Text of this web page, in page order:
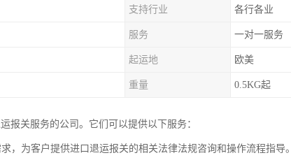
支持行业 各行各业
服务 一对一服务
起运地 欧美
重量 0.5KG起
报关服务的公司。它们可以提供以下服务：
，为客户提供进口退运报关的相关法律法规咨询和操作流程指导。